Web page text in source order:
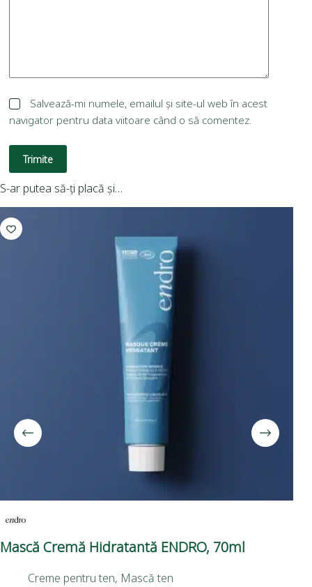
Salvează-mi numele, emailul și site-ul web în acest
navigator pentru data viitoare când o să comentez.
Trimite
S-ar putea să-ți placă și…
Mască Cremă Hidratantă ENDRO, 70ml
Creme pentru ten, Mască ten